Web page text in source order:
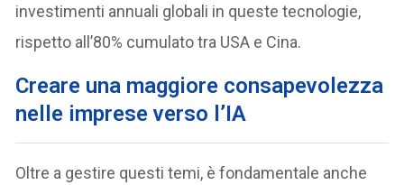
investimenti annuali globali in queste tecnologie,
rispetto all’80% cumulato tra USA e Cina.
Creare una maggiore consapevolezza
nelle imprese verso l’IA
Oltre a gestire questi temi, è fondamentale anche